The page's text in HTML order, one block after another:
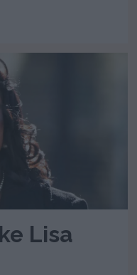
Lisa